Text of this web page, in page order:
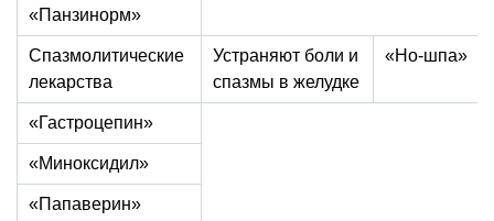
«Панзинорм»
Спазмолитические
лекарства
Устраняют боли и
спазмы в желудке
«Но-шпа»
«Гастроцепин»
«Миноксидил»
«Папаверин»